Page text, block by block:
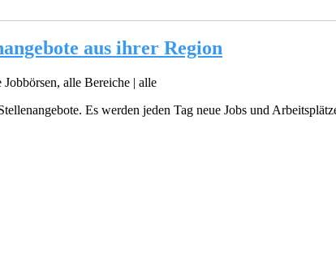
aus ihrer Region
alle Bereiche | alle
Es werden jeden Tag neue Jobs und